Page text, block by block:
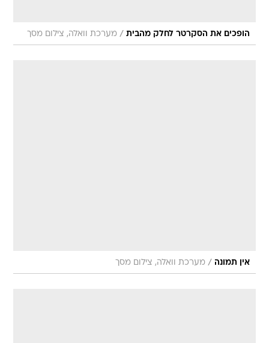
הופכים את הסקרטר לחלק מהבית / מערכת וואלה, צילום מסך
אין תמונה / מערכת וואלה, צילום מסך